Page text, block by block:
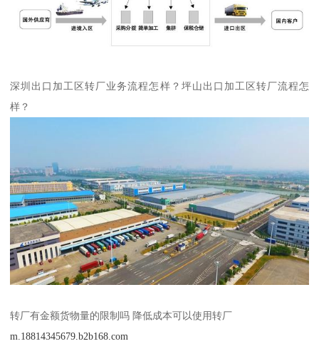
深圳出口加工区转厂业务流程怎样？坪山出口加工区转厂流程怎
样？
转厂有金额货物量的限制吗 降低成本可以使用转厂
m.18814345679.b2b168.com